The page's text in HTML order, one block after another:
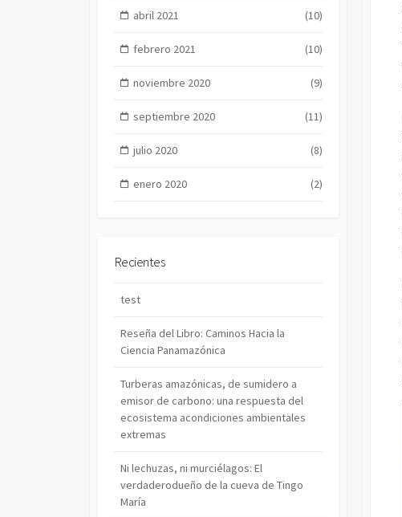
abril 2021 (10)
febrero 2021 (10)
noviembre 2020 (9)
septiembre 2020 (11)
julio 2020 (8)
enero 2020 (2)
Recientes
test
Reseña del Libro: Caminos Hacia la
Ciencia Panamazónica
Turberas amazónicas, de sumidero a
emisor de carbono: una respuesta del
ecosistema acondiciones ambientales
extremas
Ni lechuzas, ni murciélagos: El
verdaderodueño de la cueva de Tingo
María